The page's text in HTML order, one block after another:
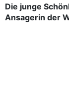
Die junge
Ansagerin der